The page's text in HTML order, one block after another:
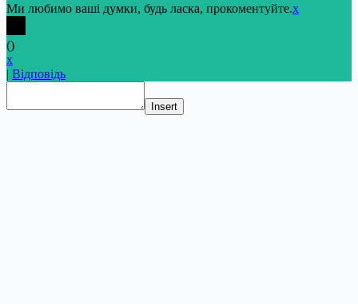
Ми любимо ваші думки, будь ласка, прокоментуйте.x
()
x
| Відповідь
Insert